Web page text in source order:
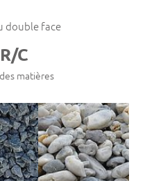
double face
C
matières